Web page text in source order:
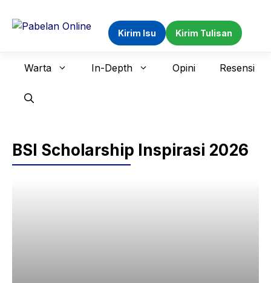
Kirim Isu Kirim Tulisan
Warta In-Depth Opini Resensi
BSI Scholarship Inspirasi 2026